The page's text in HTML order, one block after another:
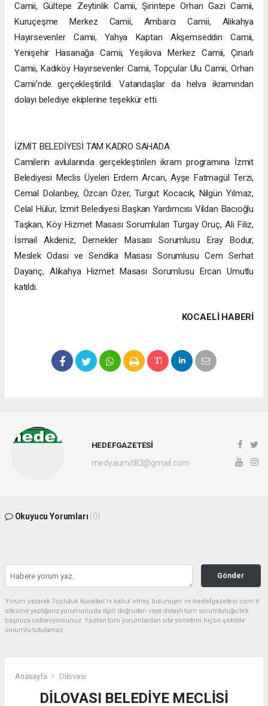
Camii, Gültepe Zeytinlik Camii, Şirintepe Orhan Gazi Camii,
Kuruçeşme Merkez Camii, Ambarcı Camii, Alikahya
Hayırsevenler Camii, Yahya Kaptan Akşemseddin Camii,
Yenişehir Hasanağa Camii, Yeşilova Merkez Camii, Çınarlı
Camii, Kadıköy Hayırsevenler Camii, Topçular Ulu Camii, Orhan
Camii’nde gerçekleştirildi. Vatandaşlar da helva ikramından
dolayı belediye ekiplerine teşekkür etti.
İZMİT BELEDİYESİ TAM KADRO SAHADA
Camilerin avlularında gerçekleştirilen ikram programına İzmit
Belediyesi Meclis Üyeleri Erdem Arcan, Ayşe Fatmagül Terzi,
Cemal Dolanbey, Özcan Özer, Turgut Kocacık, Nilgün Yılmaz,
Celal Hülür, İzmit Belediyesi Başkan Yardımcısı Vildan Bacıoğlu
Taşkan, Köy Hizmet Masası Sorumluları Turgay Oruç, Ali Filiz,
İsmail Akdeniz, Dernekler Masası Sorumlusu Eray Bodur,
Meslek Odası ve Sendika Masası Sorumlusu Cem Serhat
Dayanç, Alikahya Hizmet Masası Sorumlusu Ercan Umutlu
katıldı.
KOCAELI HABERİ
HEDEFGAZETESİ
medyaumit82@gmail.com
Okuyucu Yorumları (0)
Gönder
Yorum yazarak Topluluk Kuralları’nı kabul etmiş bulunuyor ve hedefgazetesi.com.tr
sitesine yaptığınız yorumunuzla ilgili doğrudan veya dolaylı tüm sorumluluğu tek
başınıza üstleniyorsunuz. Yazılan tüm yorumlardan site yönetimi hiçbir şekilde
sorumlu tutulamaz.
Anasayfa Dilovası
DİLOVASI BELEDİYE MECLİSİ